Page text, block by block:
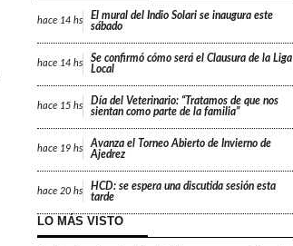
hace 14 hs
El mural del Indio Solari se inaugura este
sábado
hace 14 hs
Se confirmó cómo será el Clausura de la Liga
Local
hace 15 hs
Día del Veterinario: “Tratamos de que nos
sientan como parte de la familia”
hace 19 hs
Avanza el Torneo Abierto de Invierno de
Ajedrez
hace 20 hs
HCD: se espera una discutida sesión esta
tarde
LO MÁS VISTO